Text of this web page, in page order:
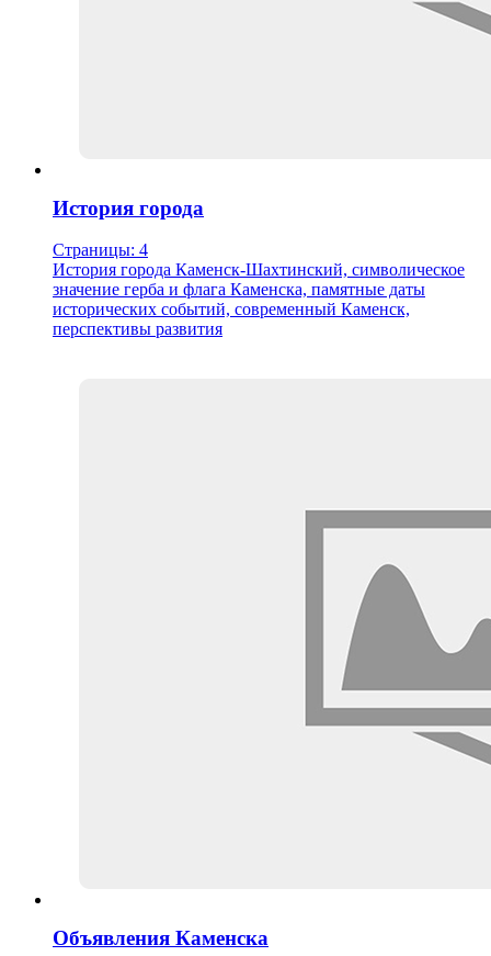
История города
Страницы: 4
История города Каменск-Шахтинский, символическое
значение герба и флага Каменска, памятные даты
исторических событий, современный Каменск,
перспективы развития
Объявления Каменска